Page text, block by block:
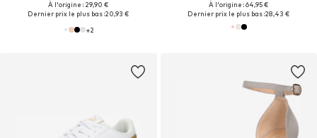
À l'origine : 29,90 €
Dernier prix le plus bas :20,93 €
+2
À l'origine : 64,95 €
Dernier prix le plus bas :28,43 €